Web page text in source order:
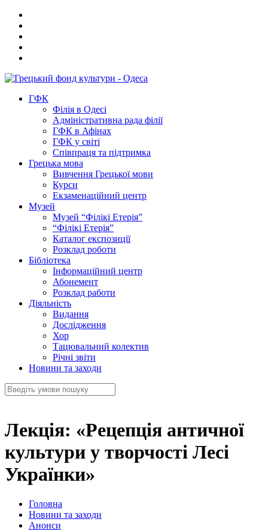
ГФК
Філія в Одесі
Адміністративна рада філії
ГФК в Афінах
ГФК у світі
Співпраця та підтримка
Грецька мова
Вивчення Грецької мови
Курси
Екзаменаційний центр
Музей
Музей “Філікі Етерія”
“Філікі Етерія”
Каталог експозиції
Розклад роботи
Бібліотека
Інформаційний центр
Абонемент
Розклад работи
Діяльність
Видання
Дослідження
Хор
Тацювальний колектив
Річні звіти
Новини та заходи
Лекція: «Рецепція античної
культури у творчості Лесі
Українки»
Головна
Новини та заходи
Анонси